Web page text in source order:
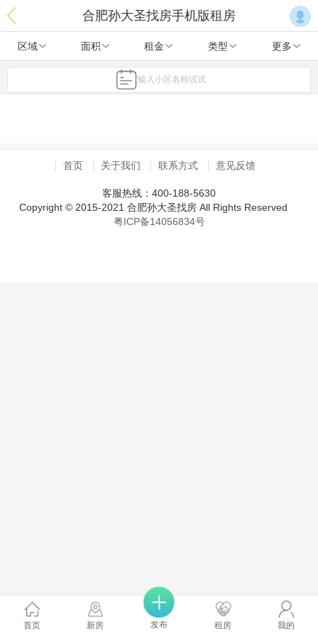
合肥孙大圣找房手机版租房
区域 面积 租金 类型 更多
输入小区名称试试
首页 新房 发布 租房 我的
首页 关于我们 联系方式 意见反馈
客服热线：400-188-5630
Copyright © 2015-2021 合肥孙大圣找房 All Rights Reserved
粤ICP备14056834号